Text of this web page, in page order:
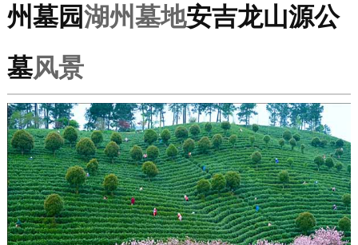
州墓园湖州墓地安吉龙山源公
墓风景